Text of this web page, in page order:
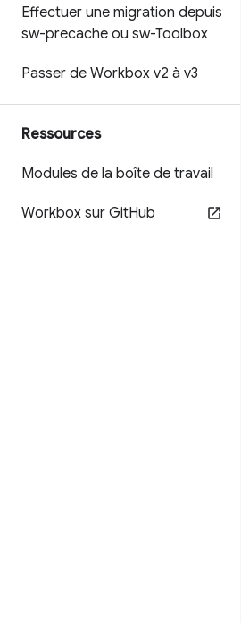
Effectuer une migration depuis
sw-precache ou sw-Toolbox
Passer de Workbox v2 à v3
Ressources
Modules de la boîte de travail
Workbox sur GitHub